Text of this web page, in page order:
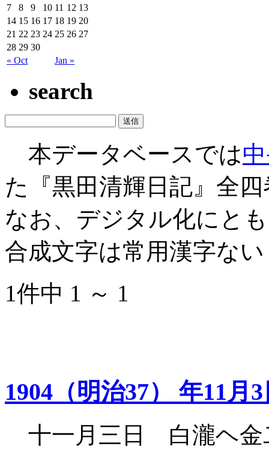
« Oct Jan »
7
8 9 10 11 12 13
14 15 16 17 18 19 20
21 22 23 24 25 26 27
28 29 30
search
本データベースでは
た『黒田清輝日記』全
なお、デジタル化にと
合成文字は常用漢字な
1件中 1 ～ 1
1904（明治37） 年11月
十一月三日 白瀧ヘ金